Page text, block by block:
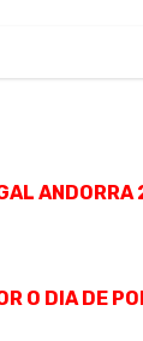
ANDORRA
O DIA DE